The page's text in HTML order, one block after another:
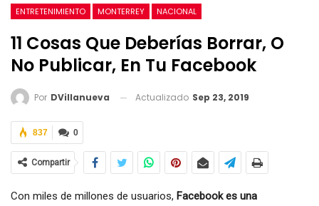
ENTRETENIMIENTO MONTERREY NACIONAL
11 Cosas Que Deberías Borrar, O
No Publicar, En Tu Facebook
Por DVillanueva Actualizado Sep 23, 2019
0
837
Compartir
Con miles de millones de usuarios, Facebook es una